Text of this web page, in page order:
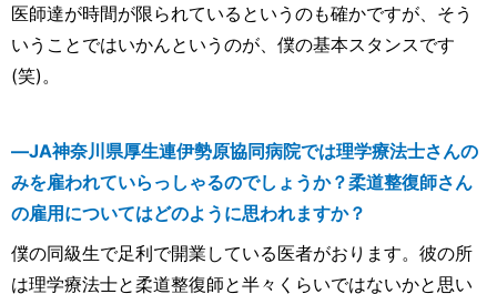
医師達が時間が限られているというのも確かですが、そう
いうことではいかんというのが、僕の基本スタンスです
(笑)。
―JA神奈川県厚生連伊勢原協同病院では理学療法士さんの
みを雇われていらっしゃるのでしょうか？柔道整復師さん
の雇用についてはどのように思われますか？
僕の同級生で足利で開業している医者がおります。彼の所
は理学療法士と柔道整復師と半々くらいではないかと思い